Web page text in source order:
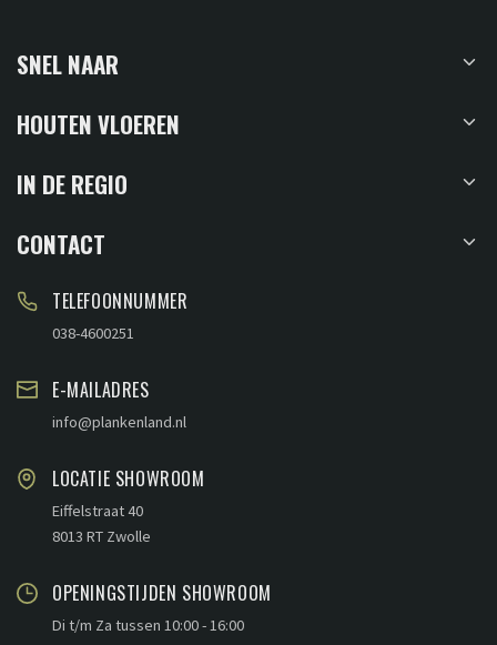
SNEL NAAR
HOUTEN VLOEREN
IN DE REGIO
CONTACT
TELEFOONNUMMER
038-4600251
E-MAILADRES
info@plankenland.nl
LOCATIE SHOWROOM
Eiffelstraat 40
8013 RT Zwolle
OPENINGSTIJDEN SHOWROOM
Di t/m Za tussen 10:00 - 16:00